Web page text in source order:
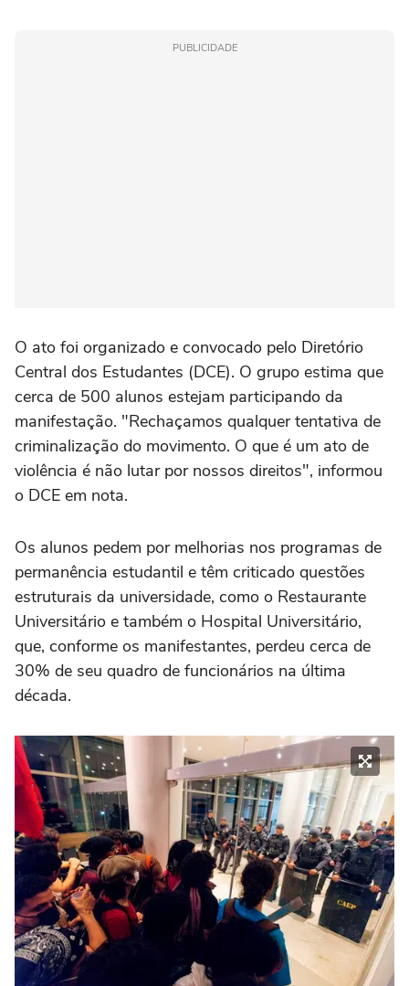
PUBLICIDADE
O ato foi organizado e convocado pelo Diretório
Central dos Estudantes (DCE). O grupo estima que
cerca de 500 alunos estejam participando da
manifestação. "Rechaçamos qualquer tentativa de
criminalização do movimento. O que é um ato de
violência é não lutar por nossos direitos", informou
o DCE em nota.
Os alunos pedem por melhorias nos programas de
permanência estudantil e têm criticado questões
estruturais da universidade, como o Restaurante
Universitário e também o Hospital Universitário,
que, conforme os manifestantes, perdeu cerca de
30% de seu quadro de funcionários na última
década.